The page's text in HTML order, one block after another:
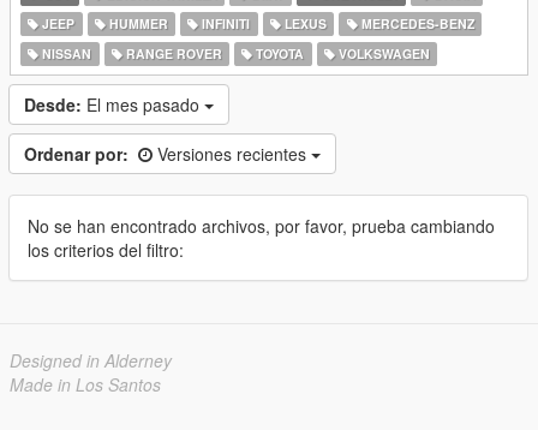
JEEP
HUMMER INFINITI LEXUS
MERCEDES-BENZ
NISSAN
RANGE ROVER TOYOTA VOLKSWAGEN
Desde: El mes pasado
Ordenar por: Versiones recientes
No se han encontrado archivos, por favor, prueba cambiando
los criterios del filtro:
Designed in Alderney
Made in Los Santos